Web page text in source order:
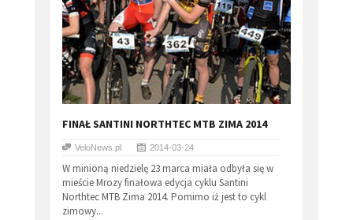
FINAŁ SANTINI NORTHTEC MTB ZIMA 2014
VeloNews.pl 2014-03-24
W minioną niedzielę 23 marca miała odbyła się w
mieście Mrozy finałowa edycja cyklu Santini
Northtec MTB Zima 2014. Pomimo iż jest to cykl
zimowy...